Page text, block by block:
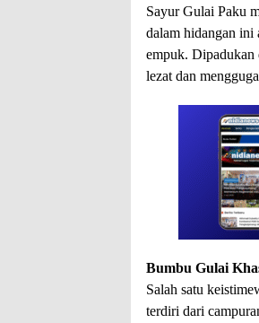
Sayur Gulai Paku
dalam hidangan ini
empuk. Dipadukan
lezat dan
Bumbu Gulai
Salah satu
terdiri dari